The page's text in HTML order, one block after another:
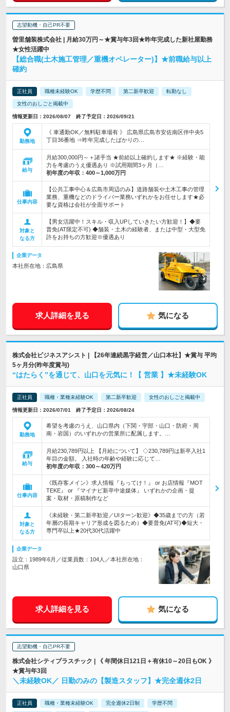
志望動機・自己PR不要
曽里舗装株式会社 | 月給30万円～★賞与年3回★昨年完成した新社屋勤務
★女性活躍中
【総合職(土木施工管理／重機オペレーター)】★前職給与以上
確約
正社員 職種未経験OK 学歴不問 第二新卒歓迎 転勤なし
女性のおしごと掲載中
情報更新日：2026/08/07 終了予定日：2026/09/21
勤務地
《 車通勤OK／無料駐車場有 》 広島県広島市安佐南区伴中央5
丁目36番地 ⇒昨年完成したばかりの…
給与
月給300,000円～＋諸手当 ★前給以上確約します★ ※経験・能
力を考慮のうえ優遇あり ※試用期間3ヶ月（…
初年度の年収： 400～1,000万円
仕事内容
【公共工事中心＆広島市周辺のみ】道路舗装や土木工事の管理
業務、重機などのドライバー業務いずれかをお任せします★必
要な資格は会社が全面サポート
対象と
なる方
【男女活躍中！スキル・収入UPしていきたい方歓迎！】◆要
普免(AT限定不可) ◆舗装・土木の経験者、または中型・大型免
許をお持ちの方歓迎※優遇あり
企業データ
本社所在地：広島県
求人詳細を見る 気になる
株式会社ビジネスアシスト | 【26年連続黒字経営／山口本社】★賞与 平均
5ヶ月分(昨年度賞与)
“はたらく”を通じて、山口を元気に！【 営業 】★未経験OK
正社員 職種・業種未経験OK 第二新卒歓迎 女性のおしごと掲載中
情報更新日：2026/07/01 終了予定日：2026/08/24
勤務地
希望を考慮のうえ、山口県内（下関・宇部・山口・防府・周
南・岩国）のいずれかの営業所に配属します。…
給与
月給230,789円以上 【月給について】 ◇230,789円は新卒入社1
年目の金額。 入社時の年齢や経験に応じて…
初年度の年収： 300～420万円
仕事内容
《既存客メイン》求人情報『もってけ！』 or お店情報『MOT
TEKE』 or 『マイナビ新卒中途媒体』 いずれかの企画・提
案・取材・原稿制作など
対象と
なる方
《未経験・第二新卒歓迎／UIターン歓迎》◆35歳までの方（若
年層の長期キャリア形成を図るため）◆要普免(AT可)◆短大・
専門卒以上★20代30代活躍中
企業データ
設立：1989年6月／従業員数：104人／本社所在地：
山口県
求人詳細を見る 気になる
志望動機・自己PR不要
株式会社シティプラスチック | 《 年間休日121日＋有休10～20日もOK 》
★賞与年3回
＼未経験OK／ 日勤のみの【製造スタッフ】★完全週休2日
正社員 職種・業種未経験OK 完全週休2日制 学歴不問